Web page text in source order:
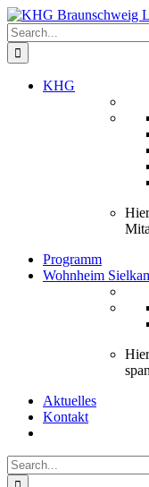
Skip
to
content
Search
for:
KHG
Programm
Wohnheim
Aktuelles
Kontakt
Search
for: